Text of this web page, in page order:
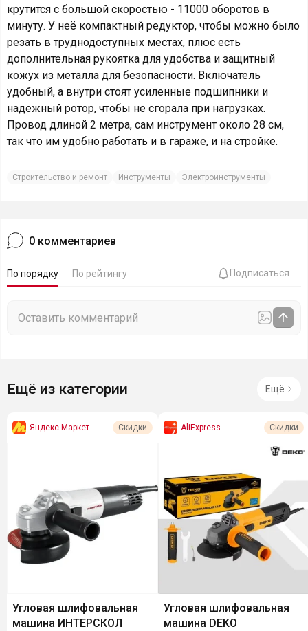
крутится с большой скоростью - 11000 оборотов в
минуту. У неё компактный редуктор, чтобы можно было
резать в труднодоступных местах, плюс есть
дополнительная рукоятка для удобства и защитный
кожух из металла для безопасности. Включатель
удобный, а внутри стоят усиленные подшипники и
надёжный ротор, чтобы не сгорала при нагрузках.
Провод длиной 2 метра, сам инструмент около 28 см,
так что им удобно работать и в гараже, и на стройке.
Строительство и ремонт Инструменты Электроинструменты
0 комментариев
По порядку По рейтингу Подписаться
Ещё из категории Ещё
Яндекс Маркет Скидки
Угловая шлифовальная
машина ИНТЕРСКОЛ
AliExpress Скидки
Угловая шлифовальная
машина DEKO